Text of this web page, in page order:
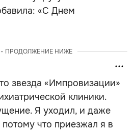
«С Днем
- ПРОДОЛЖЕНИЕ НИЖЕ
звезда «Импровизации»
клиники.
Я уходил, и даже
потому что приезжал я в